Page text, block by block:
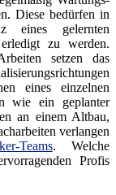
Diese bedürfen in
eines gelernten
zu werden.
setzen das
eines einzelnen
wie ein geplanter
an einem Altbau,
verlangen
Teams. Welche
Profis